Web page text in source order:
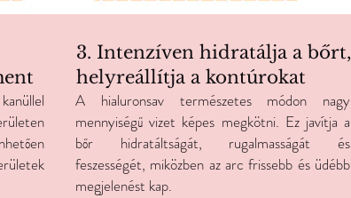
3. Intenzíven hidratálja a bőrt,
helyreállítja a kontúrokat
A hialuronsav természetes módon nagy
mennyiségű vizet képes megkötni. Ez javítja a
bőr hidratáltságát, rugalmasságát és
feszességét, miközben az arc frissebb és üdébb
megjelenést kap.